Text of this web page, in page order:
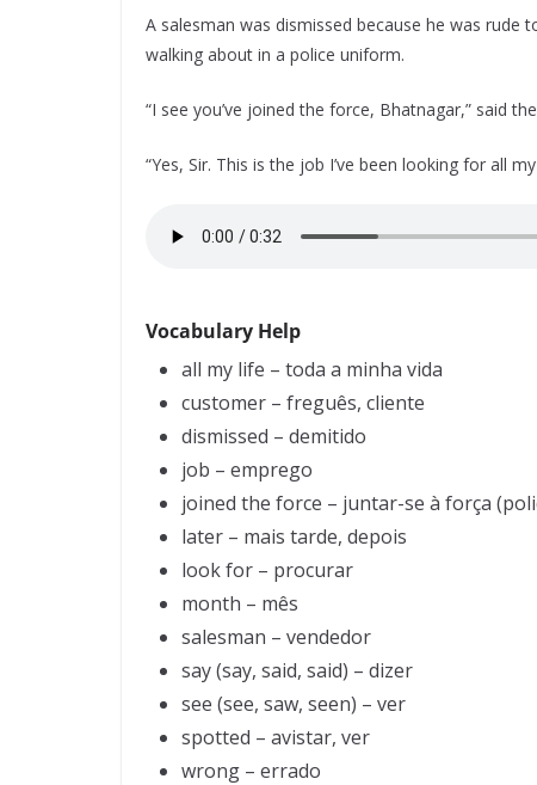
A salesman was dismissed because he was
walking about in a police uniform.
“I see you’ve joined the force, Bhatnagar,” said
“Yes, Sir. This is the job I’ve been looking for all
Vocabulary Help
all my life – toda a minha vida
customer – freguês, cliente
dismissed – demitido
job – emprego
joined the force – juntar-se à força
later – mais tarde, depois
look for – procurar
month – mês
salesman – vendedor
say (say, said, said) – dizer
see (see, saw, seen) – ver
spotted – avistar, ver
wrong – errado